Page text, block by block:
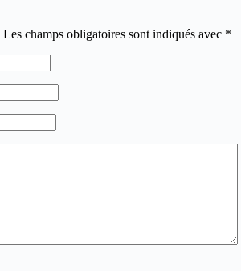
Les champs obligatoires sont indiqués avec *